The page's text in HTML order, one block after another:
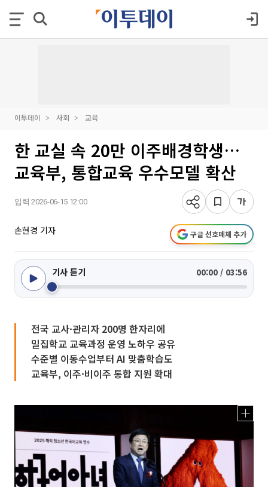
이투데이 사회 교육
한 교실 속 20만 이주배경학생…
교육부, 통합교육 우수모델 확산
입력 2026-06-15 12:00
손현경 기자 구글 선호매체 추가
기사 듣기 00:00 / 03:56
전국 교사·관리자 200명 한자리에
밀집학교 교육과정 운영 노하우 공유
수준별 이동수업부터 AI 맞춤학습도
교육부, 이주·비이주 통합 지원 확대